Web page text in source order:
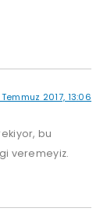
2017, 13:06
bu
veremeyiz.